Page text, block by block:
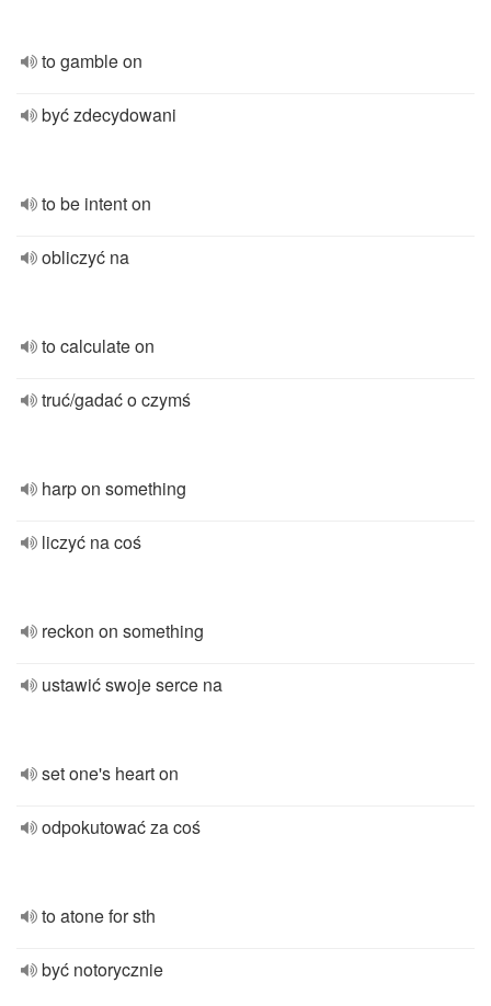
to gamble on
być zdecydowani
to be intent on
obliczyć na
to calculate on
truć/gadać o czymś
harp on something
liczyć na coś
reckon on something
ustawić swoje serce na
set one's heart on
odpokutować za coś
to atone for sth
być notorycznie